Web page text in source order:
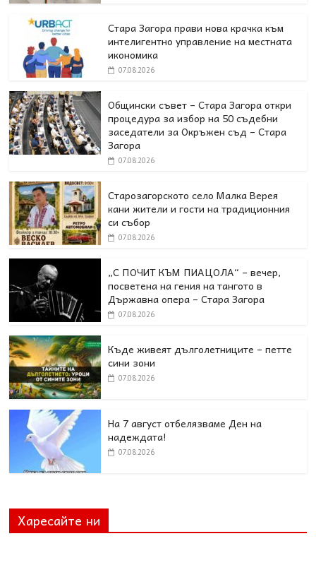
Стара Загора прави нова крачка към
интелигентно управление на местната
икономика
07.08.2026
Общински съвет – Стара Загора откри
процедура за избор на 50 съдебни
заседатели за Окръжен съд – Стара
Загора
07.08.2026
Старозагорското село Малка Верея
кани жители и гости на традиционния
си събор
07.08.2026
„С ПОЧИТ КЪМ ПИАЦОЛА“ – вечер,
посветена на гения на тангото в
Държавна опера – Стара Загора
07.08.2026
Къде живеят дълголетниците – петте
сини зони
07.08.2026
На 7 август отбелязваме Ден на
надеждата!
07.08.2026
Харесайте ни